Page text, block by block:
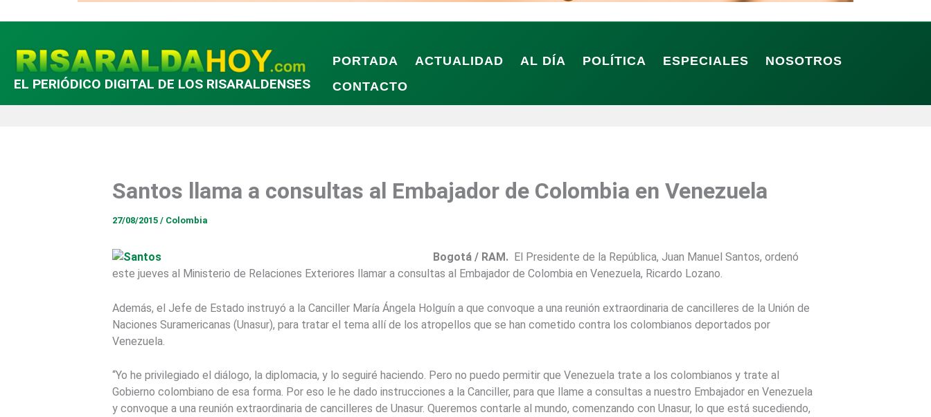
EL PERIÓDICO DIGITAL DE LOS RISARALDENSES
PORTADA ACTUALIDAD AL DÍA POLÍTICA ESPECIALES
NOSOTROS
CONTACTO
Santos llama a consultas al Embajador de Colombia en Venezuela
27/08/2015 / Colombia
Bogotá / RAM. El Presidente de la República, Juan Manuel Santos, ordenó
este jueves al Ministerio de Relaciones Exteriores llamar a consultas al Embajador de Colombia en Venezuela, Ricardo Lozano.
Además, el Jefe de Estado instruyó a la Canciller María Ángela Holguín a que convoque a una reunión extraordinaria de cancilleres de la Unión de
Naciones Suramericanas (Unasur), para tratar el tema allí de los atropellos que se han cometido contra los colombianos deportados por
Venezuela.
“Yo he privilegiado el diálogo, la diplomacia, y lo seguiré haciendo. Pero no puedo permitir que Venezuela trate a los colombianos y trate al
Gobierno colombiano de esa forma. Por eso le he dado instrucciones a la Canciller, para que llame a consultas a nuestro Embajador en Venezuela
y convoque a una reunión extraordinaria de cancilleres de Unasur. Queremos contarle al mundo, comenzando con Unasur, lo que está sucediendo,